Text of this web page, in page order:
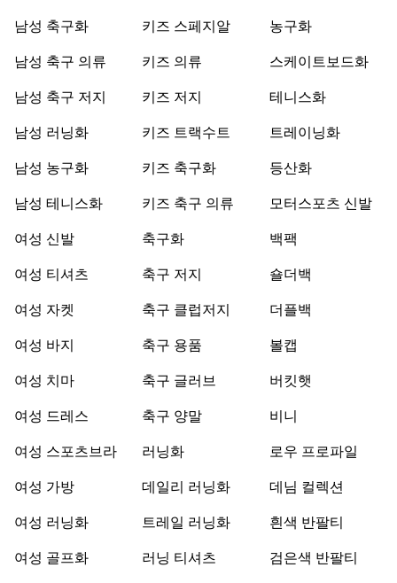
남성 축구화
남성 축구 의류
남성 축구 저지
남성 러닝화
남성 농구화
남성 테니스화
여성 신발
여성 티셔츠
여성 자켓
여성 바지
여성 치마
여성 드레스
여성 스포츠브라
여성 가방
여성 러닝화
여성 골프화
키즈 스페지알
키즈 의류
키즈 저지
키즈 트랙수트
키즈 축구화
키즈 축구 의류
축구화
축구 저지
축구 클럽저지
축구 용품
축구 글러브
축구 양말
러닝화
데일리 러닝화
트레일 러닝화
러닝 티셔츠
농구화
스케이트보드화
테니스화
트레이닝화
등산화
모터스포츠 신발
백팩
숄더백
더플백
볼캡
버킷햇
비니
로우 프로파일
데님 컬렉션
흰색 반팔티
검은색 반팔티